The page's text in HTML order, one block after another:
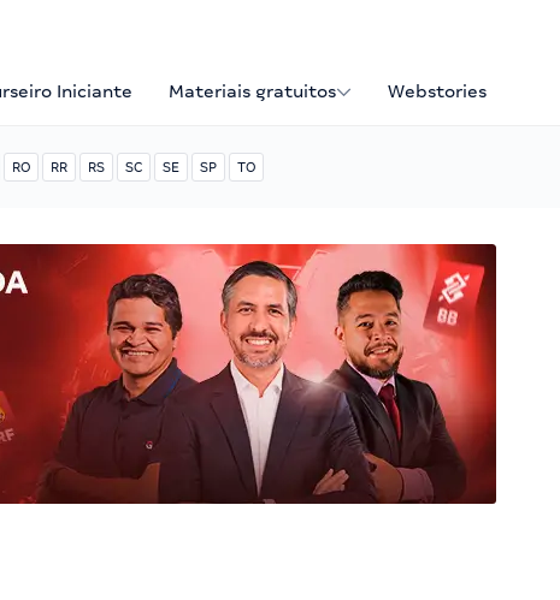
Iniciante Materiais gratuitos Webstories
RO RR RS SC SE SP TO